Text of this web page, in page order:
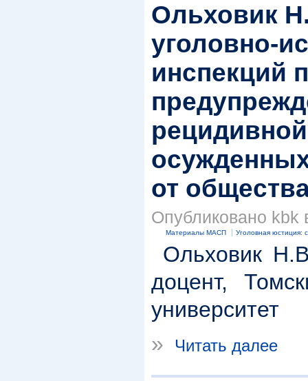
Ольховик
уголовно-
инспекций
от
Опубликовано kbk
Материалы МАСП Уголовная юстиция:
Ольховик
доцент,
университет
»
Читать далее